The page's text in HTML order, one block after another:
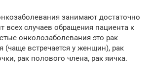
занимают достаточно
всех случаев обращения пациента к
онколозаболевания это рак
(чаще встречается у женщин), рак
рак полового члена, рак яичка.